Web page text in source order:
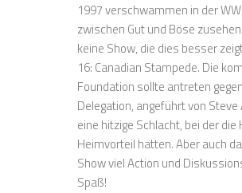
1997 verschwammen in der
zwischen Gut und Böse
keine Show, die dies besser
16: Canadian Stampede. Die
Foundation sollte antreten
Delegation, angeführt von
eine hitzige Schlacht, bei der die
Heimvorteil hatten. Aber auch
Show viel Action und
Spaß!